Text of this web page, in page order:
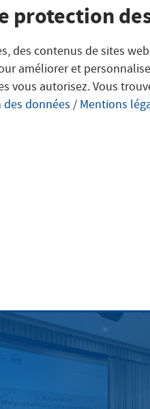
die
protection
des contenus de sites
améliorer et
vous autorisez. Vous
données / Mentions